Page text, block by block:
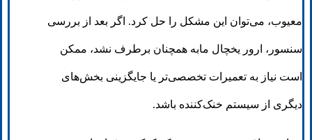
معیوب، می‌توان این مشکل را حل کرد. اگر بعد از بررسی
سنسور، ارور یخچال مابه همچنان برطرف نشد، ممکن
است نیاز به تعمیرات تخصصی‌تر یا جایگزینی بخش‌های
دیگری از سیستم خنک‌کننده باشد.